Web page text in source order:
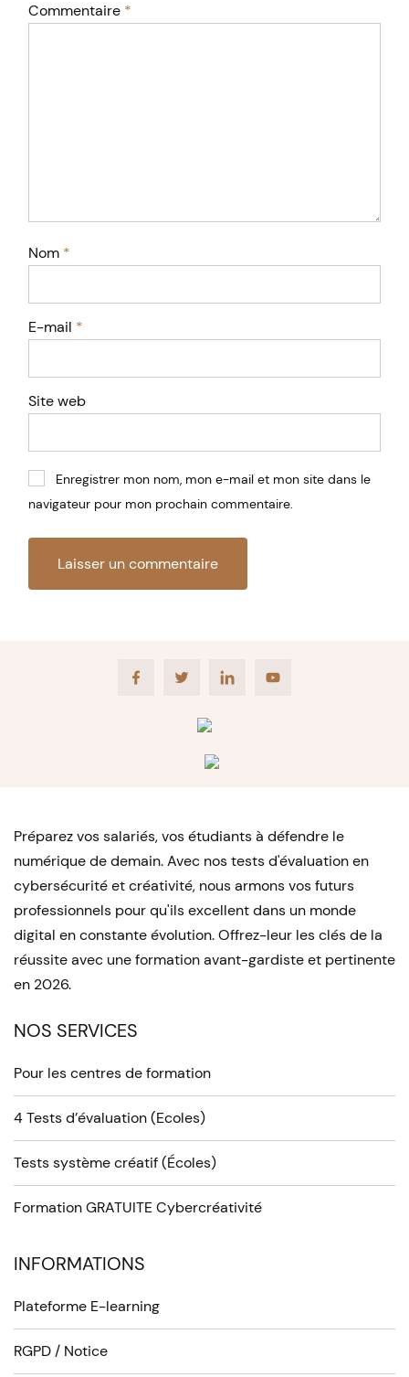
Commentaire *
Nom *
E-mail *
Site web
Enregistrer mon nom, mon e-mail et mon site dans le
navigateur pour mon prochain commentaire.
FacebookTwitter LinkedIn Youtube
Préparez vos salariés, vos étudiants à défendre le
numérique de demain. Avec nos tests d'évaluation en
cybersécurité et créativité, nous armons vos futurs
professionnels pour qu'ils excellent dans un monde
digital en constante évolution. Offrez-leur les clés de la
réussite avec une formation avant-gardiste et pertinente
en 2026.
NOS SERVICES
Pour les centres de formation
4 Tests d’évaluation (Ecoles)
Tests système créatif (Écoles)
Formation GRATUITE Cybercréativité
INFORMATIONS
Plateforme E-learning
RGPD / Notice